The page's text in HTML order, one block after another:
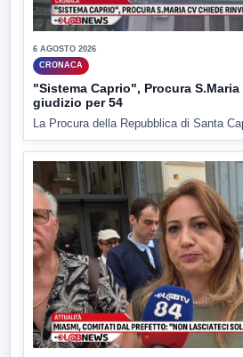
6 AGOSTO 2026
CRONACA
"Sistema Caprio", Procura
giudizio per 54
La Procura della Repubblica di Santa